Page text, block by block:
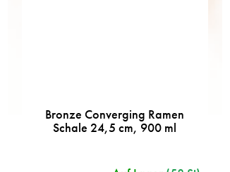
Bronze Converging Ramen
Schale 24,5 cm, 900 ml